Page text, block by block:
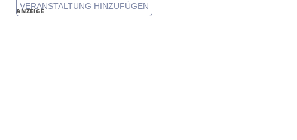
VERANSTALTUNG HINZUFÜGEN
ANZEIGE